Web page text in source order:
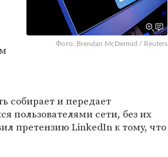
Фото: Brendan McDermid / Reuters
собирает и передает
пользователями сети, без их
претензию LinkedIn к тому, что